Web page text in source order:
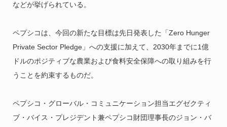
などが挙げられている。
ペプシコは、今回の新たな目標は先日発表した「Zero Hunger
Private Sector Pledge」への支援に加えて、2030年までに1億
ドルのポジティブな農業および食料安全保障への取り組みを行
うことを約束するものだ。
ペプシコ・グローバル・コミュニケーション担当エグゼクティ
ブ・バイス・プレジデント兼ペプシコ財団理事長のジョン・バ